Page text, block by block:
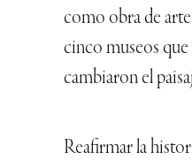
como obra de
cinco museos que
cambiaron el
Reafirmar la